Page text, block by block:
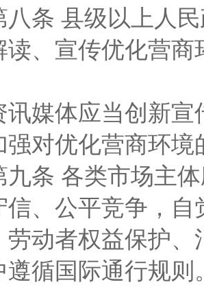
县级以上人民
读、宣传优化营
体应当创新宣
强对优化营商环境
各类市场主体
信、公平竞争，
劳动者权益保护
遵循国际通行规则